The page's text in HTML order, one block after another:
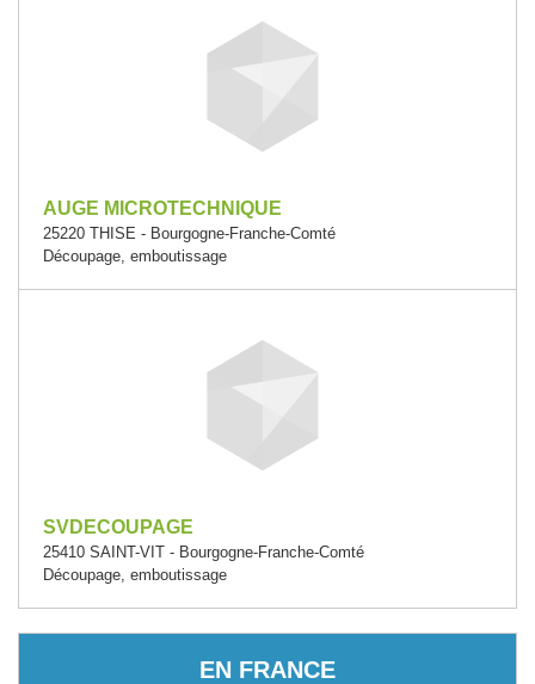
AUGE MICROTECHNIQUE
25220 THISE - Bourgogne-Franche-Comté
Découpage, emboutissage
SVDECOUPAGE
25410 SAINT-VIT - Bourgogne-Franche-Comté
Découpage, emboutissage
EN FRANCE